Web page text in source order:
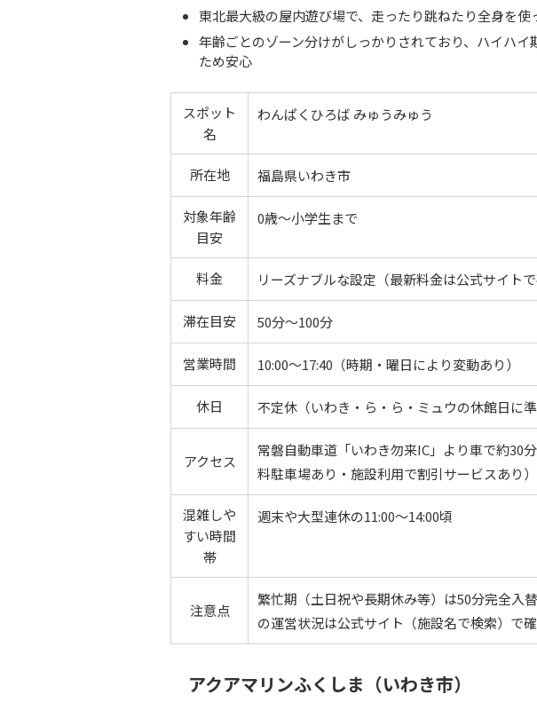
東北最大級の屋内遊び場で、走ったり跳ねたり全身を
年齢ごとのゾーン分けがしっかりされており、ハイハイ
ため安心
スポット
名
わんぱくひろば みゅうみゅう
所在地 福島県いわき市
対象年齢
目安
0歳〜小学生まで
料金 リーズナブルな設定（最新料金は公式サイトで
滞在目安 50分〜100分
営業時間 10:00〜17:40（時期・曜日により変動あり）
休日 不定休（いわき・ら・ら・ミュウの休館日に準
アクセス
常磐自動車道「いわき勿来IC」より車で約30
料駐車場あり・施設利用で割引サービスあり）
混雑しや
すい時間
帯
週末や大型連休の11:00〜14:00頃
注意点
繁忙期（土日祝や長期休み等）は50分完全入
の運営状況は公式サイト（施設名で検索）で確
アクアマリンふくしま（いわき市）